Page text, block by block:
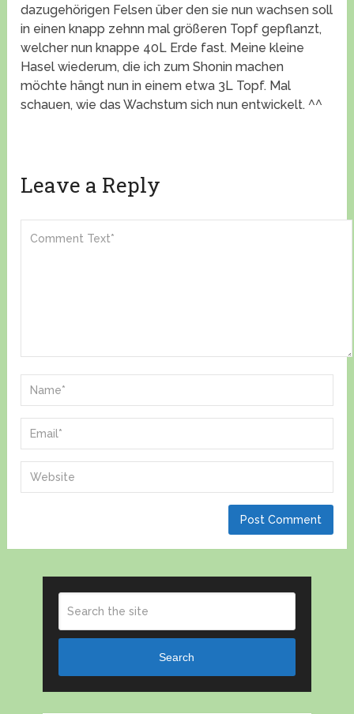
dazugehörigen Felsen über den sie nun wachsen soll
in einen knapp zehnn mal größeren Topf gepflanzt,
welcher nun knappe 40L Erde fast. Meine kleine
Hasel wiederum, die ich zum Shonin machen
möchte hängt nun in einem etwa 3L Topf. Mal
schauen, wie das Wachstum sich nun entwickelt. ^^
Leave a Reply
Search